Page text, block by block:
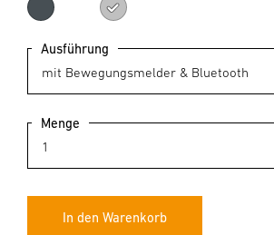
AnthrazitSilber
Ausführung
Menge